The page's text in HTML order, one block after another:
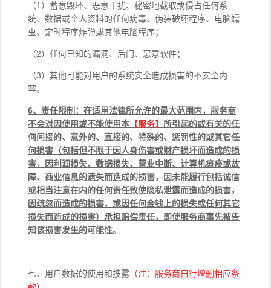
（1）蓄意毁坏、恶意干扰、秘密地截取或侵占任何系
统、数据或个人资料的任何病毒、伪装破坏程序、电脑蠕
虫、定时程序炸弹或其他电脑程序；
（2）任何已知的漏洞、后门、恶意软件；
（3）其他可能对用户的系统安全造成损害的不安全内
容。
6、责任限制：在适用法律所允许的最大范围内，服务商
不会对因使用或不能使用本 【服务】 所引起的或有关的任
何间接的、意外的、直接的、特殊的、惩罚性的或其它任
何损害（包括但不限于因人身伤害或财产损坏而造成的损
害，因利润损失、数据损失、营业中断、计算机瘫痪或故
障、商业信息的遗失而造成的损害，因未能履行包括诚信
或相当注意在内的任何责任致使隐私泄露而造成的损害，
因疏忽而造成的损害，或因任何金钱上的损失或任何其它
损失而造成的损害）承担赔偿责任，即使服务商事先被告
知该损害发生的可能性。
七、用户数据的使用和披露 （注：服务商自行增删相应条